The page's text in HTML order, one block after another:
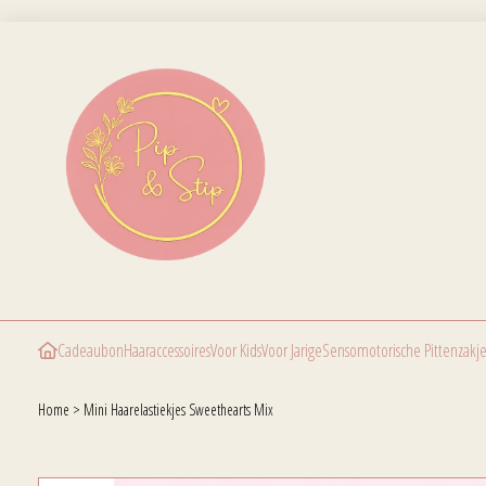
CadeaubonHaaraccessoiresVoor KidsVoor JarigeSensomotorische
Home > Mini Haarelastiekjes Sweethearts Mix